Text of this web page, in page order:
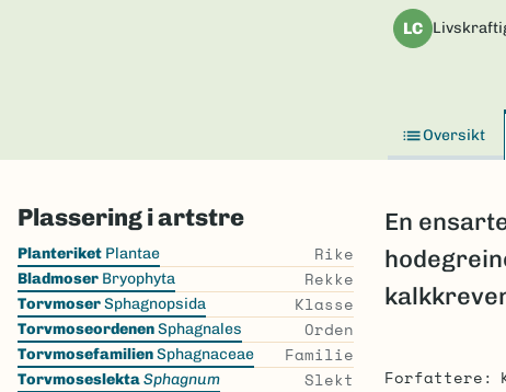
LC
Oversikt
Plassering i artstre
Skip
the
list
Planteriket Plantae Rike
Bladmoser Bryophyta Rekke
TorvmoserSphagnopsida Klasse
TorvmoseordenenSphagnales Orden
TorvmosefamilienSphagnaceae Familie
TorvmoseslektaSphagnum Slekt
En
Forfattere